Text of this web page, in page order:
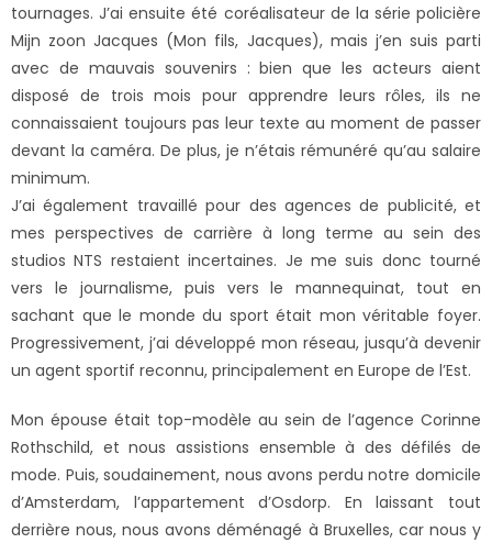
tournages. J’ai ensuite été coréalisateur de la série policière
Mijn zoon Jacques (Mon fils, Jacques), mais j’en suis parti
avec de mauvais souvenirs : bien que les acteurs aient
disposé de trois mois pour apprendre leurs rôles, ils ne
connaissaient toujours pas leur texte au moment de passer
devant la caméra. De plus, je n’étais rémunéré qu’au salaire
minimum.
J’ai également travaillé pour des agences de publicité, et
mes perspectives de carrière à long terme au sein des
studios NTS restaient incertaines. Je me suis donc tourné
vers le journalisme, puis vers le mannequinat, tout en
sachant que le monde du sport était mon véritable foyer.
Progressivement, j’ai développé mon réseau, jusqu’à devenir
un agent sportif reconnu, principalement en Europe de l’Est.
Mon épouse était top-modèle au sein de l’agence Corinne
Rothschild, et nous assistions ensemble à des défilés de
mode. Puis, soudainement, nous avons perdu notre domicile
d’Amsterdam, l’appartement d’Osdorp. En laissant tout
derrière nous, nous avons déménagé à Bruxelles, car nous y